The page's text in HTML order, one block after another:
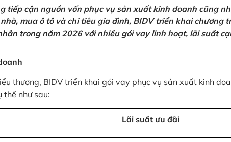
tiếp cận nguồn vốn phục vụ sản xuất kinh doanh cũng
mua ô tô và chi tiêu gia đình, BIDV triển khai chương
trong năm 2026 với nhiều gói vay linh hoạt, lãi suất
thương, BIDV triển khai gói vay phục vụ sản xuất kinh
thể như sau:
Lãi suất ưu đãi